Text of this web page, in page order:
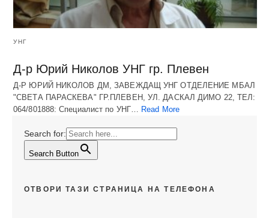
УНГ
Д-р Юрий Николов УНГ гр. Плевен
Д-Р ЮРИЙ НИКОЛОВ ДМ, ЗАВЕЖДАЩ УНГ ОТДЕЛЕНИЕ МБАЛ
"СВЕТА ПАРАСКЕВА" ГР.ПЛЕВЕН, УЛ. ДАСКАЛ ДИМО 22, ТЕЛ:
064/801888: Специалист по УНГ… Read More
Search for:
Search Button
ОТВОРИ ТАЗИ СТРАНИЦА НА ТЕЛЕФОНА